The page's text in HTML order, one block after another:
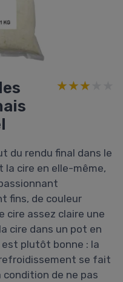
★★★★★
★★★★★
du rendu final dans le
la cire en elle-même,
fins, de couleur
cire assez claire une
cire dans un pot en
plutôt bonne : la
se fait
condition de ne pas